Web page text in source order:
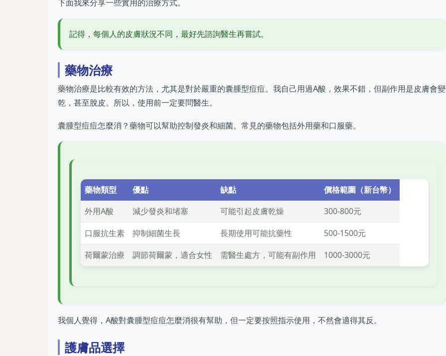
下面我來分享一些實用的治療方式。
記得，每個人的皮膚狀況不同，最好先諮詢醫生再嘗試。
藥物治療
藥物治療是比較有效的方法，尤其是對於嚴重的囊腫型痘痘。我自己用過A酸，效果不錯，但副作用是皮膚會變
乾，甚至脫皮。所以，使用前一定要問醫生。
囊腫型痘痘怎麼消？藥物可以幫助控制發炎和細菌。常見的藥物包括外用藥和口服藥。
藥物類型 優點 缺點
價格範圍（新台幣）
外用A酸
減少發炎和堵塞 可能引起皮膚乾燥
300-800元
口服抗生素
抑制細菌生長 長期使用可能抗藥性
500-1500元
荷爾蒙治療
調節荷爾蒙，適合女性 需醫生處方，可能有副作用 1000-3000元
我個人覺得，A酸對囊腫型痘痘怎麼消很有幫助，但一定要按照指示使用，不然會適得其反。
護膚品選擇